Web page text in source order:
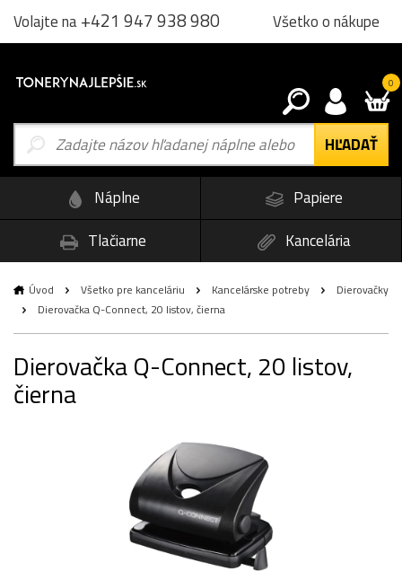
Volajte na+421 947 938 980 Všetko o nákupe
0
Náplne
Papiere
Tlačiarne
Kancelária
Úvod Všetko pre kanceláriu Kancelárske potreby
Dierovačky
Dierovačka Q-Connect, 20 listov, čierna
Dierovačka Q-Connect, 20 listov,
čierna